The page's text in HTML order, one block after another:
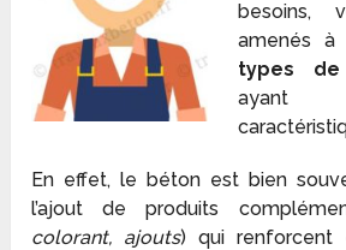
besoins,
amenés à
types
ayant
En effet, le béton est bien
l’ajout de produits
colorant, ajouts) qui renforcent